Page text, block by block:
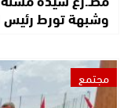
وشبهة تورط رئيس
مجتمع